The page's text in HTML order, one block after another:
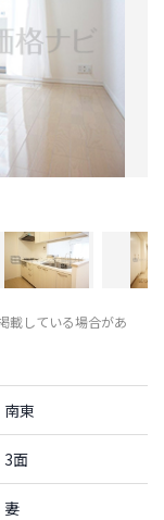
載している場合があ
南東
3面
妻